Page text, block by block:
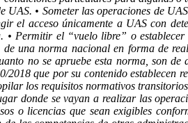
UAS. • Someter las operaciones de
el acceso únicamente a UAS con
• Permitir el “vuelo libre” o
de una norma nacional en forma de
no se apruebe esta norma, son
2018 que por su contenido establecen
los requisitos normativos
donde se vayan a realizar las
o licencias que sean exigibles